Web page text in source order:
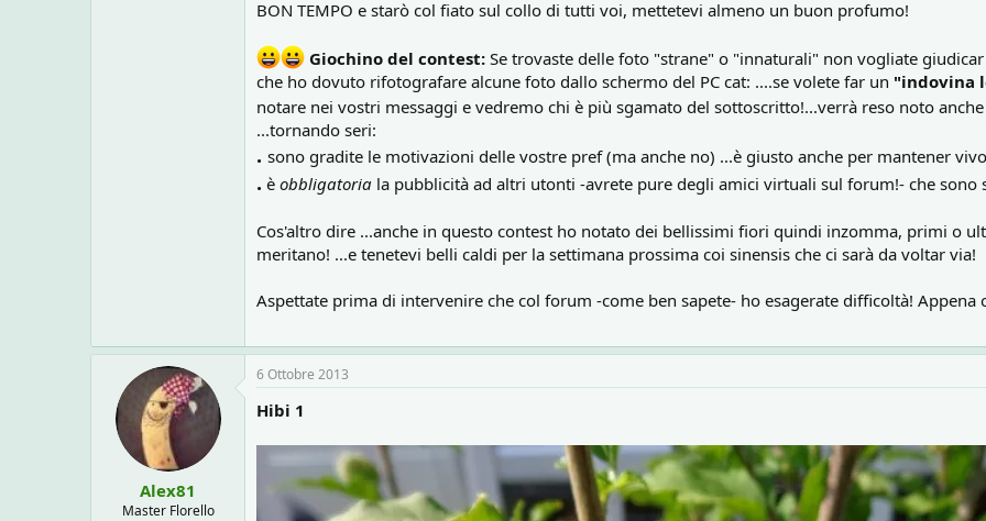
BON TEMPO e starò col fiato sul collo di tutti voi, mettetevi almeno un buon profumo!
Giochino del contest: Se trovaste delle foto "strane" o "innaturali" non vogliate
che ho dovuto rifotografare alcune foto dallo schermo del PC cat: ....se volete far un "indovina
notare nei vostri messaggi e vedremo chi è più sgamato del sottoscritto!...verrà reso noto
...tornando seri:
. sono gradite le motivazioni delle vostre pref (ma anche no) ...è giusto anche per mantener
. è obbligatoria la pubblicità ad altri utonti -avrete pure degli amici virtuali sul forum!- che
Cos'altro dire ...anche in questo contest ho notato dei bellissimi fiori quindi inzomma, primi o
meritano! ...e tenetevi belli caldi per la settimana prossima coi sinensis che ci sarà da voltar via!
Aspettate prima di intervenire che col forum -come ben sapete- ho esagerate difficoltà!
Alex81
Master Florello
6 Ottobre 2013
Hibi 1